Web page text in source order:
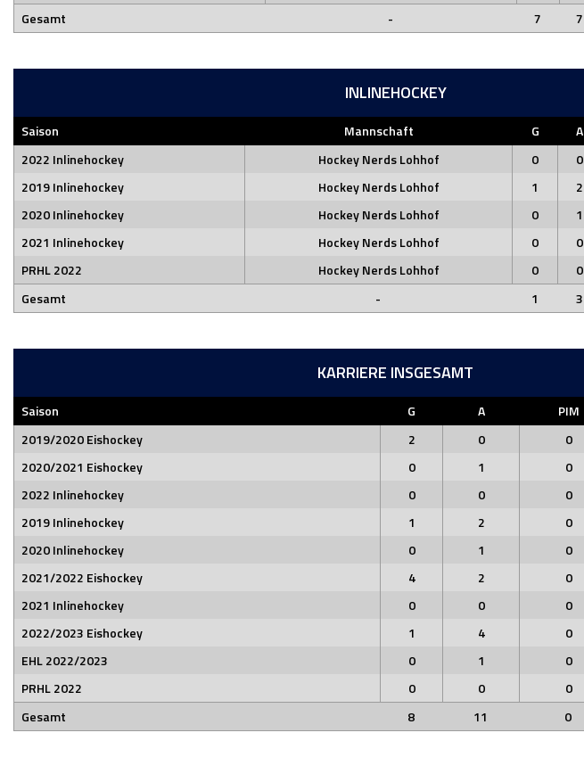
Gesamt
- 7 7
INLINEHOCKEY
Saison Mannschaft G A
2022 Inlinehockey
Hockey Nerds Lohhof 0 0
2019 Inlinehockey
Hockey Nerds Lohhof 1 2
2020 Inlinehockey
Hockey Nerds Lohhof 0 1
2021 Inlinehockey
Hockey Nerds Lohhof 0 0
PRHL 2022
Hockey Nerds Lohhof 0 0
Gesamt
- 1 3
KARRIERE INSGESAMT
Saison G A PIM
2019/2020 Eishockey
2 0 0
2020/2021 Eishockey
0 1 0
2022 Inlinehockey
0 0 0
2019 Inlinehockey
1 2 0
2020 Inlinehockey
0 1 0
2021/2022 Eishockey
4 2 0
2021 Inlinehockey
0 0 0
2022/2023 Eishockey
1 4 0
EHL 2022/2023
0 1 0
PRHL 2022
0 0 0
Gesamt
8 11 0